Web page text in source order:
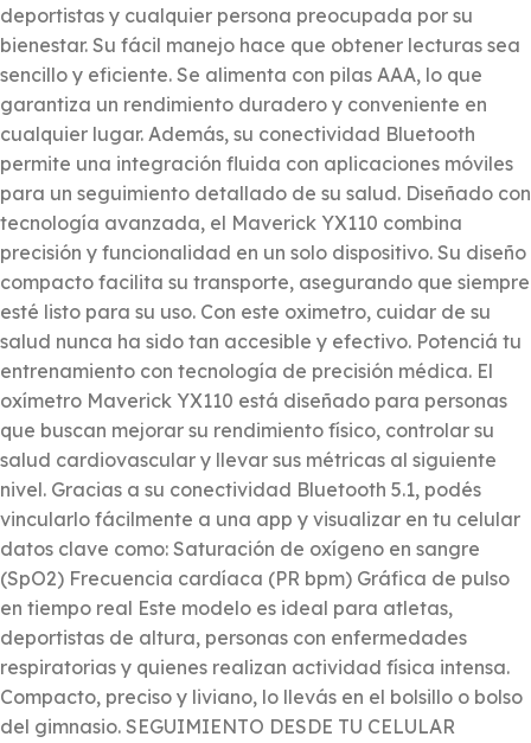
deportistas y cualquier persona preocupada por su
bienestar. Su fácil manejo hace que obtener lecturas sea
sencillo y eficiente. Se alimenta con pilas AAA, lo que
garantiza un rendimiento duradero y conveniente en
cualquier lugar. Además, su conectividad Bluetooth
permite una integración fluida con aplicaciones móviles
para un seguimiento detallado de su salud. Diseñado con
tecnología avanzada, el Maverick YX110 combina
precisión y funcionalidad en un solo dispositivo. Su diseño
compacto facilita su transporte, asegurando que siempre
esté listo para su uso. Con este oximetro, cuidar de su
salud nunca ha sido tan accesible y efectivo. Potenciá tu
entrenamiento con tecnología de precisión médica. El
oxímetro Maverick YX110 está diseñado para personas
que buscan mejorar su rendimiento físico, controlar su
salud cardiovascular y llevar sus métricas al siguiente
nivel. Gracias a su conectividad Bluetooth 5.1, podés
vincularlo fácilmente a una app y visualizar en tu celular
datos clave como: Saturación de oxígeno en sangre
(SpO2) Frecuencia cardíaca (PR bpm) Gráfica de pulso
en tiempo real Este modelo es ideal para atletas,
deportistas de altura, personas con enfermedades
respiratorias y quienes realizan actividad física intensa.
Compacto, preciso y liviano, lo llevás en el bolsillo o bolso
del gimnasio. SEGUIMIENTO DESDE TU CELULAR